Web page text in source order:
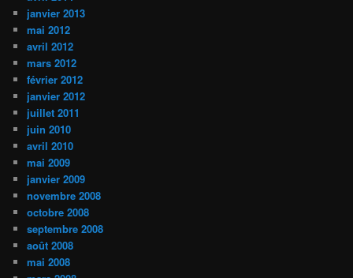
janvier 2013
mai 2012
avril 2012
mars 2012
février 2012
janvier 2012
juillet 2011
juin 2010
avril 2010
mai 2009
janvier 2009
novembre 2008
octobre 2008
septembre 2008
août 2008
mai 2008